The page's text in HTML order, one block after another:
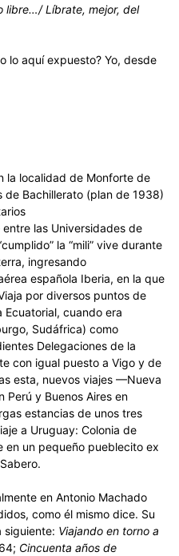
libre…/ Líbrate, mejor, del
lo aquí expuesto? Yo, desde
la localidad de Monforte de
de Bachillerato (plan de 1938)
las Universidades de
la “mili” vive durante
ingresando
española Iberia, en la que
por diversos puntos de
Ecuatorial, cuando era
Sudáfrica) como
Delegaciones de la
con igual puesto a Vigo y de
esta, nuevos viajes —Nueva
Perú y Buenos Aires en
estancias de unos tres
a Uruguay: Colonia de
en un pequeño pueblecito ex
en Antonio Machado
como él mismo dice. Su
siguiente: Viajando en torno a
Cincuenta años de